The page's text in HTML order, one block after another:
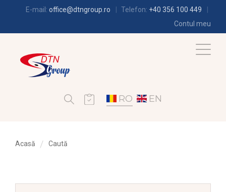
E-mail: office@dtngroup.ro Telefon: +40 356 100 449
Contul meu
RO EN
Acasă Caută